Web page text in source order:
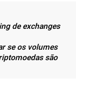
de exchanges
se os volumes
são